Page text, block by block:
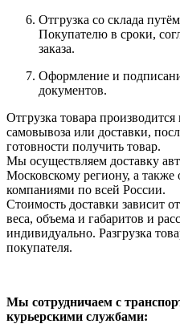
Отгрузка со склада
Покупателю в сроки,
заказа.
Оформление и
документов.
Отгрузка товара
самовывоза или доставки,
готовности получить товар.
Мы осуществляем доставку
Московскому региону, а
компаниями по всей России.
Стоимость доставки зависит
веса, объема и габаритов и
индивидуально. Разгрузка
покупателя.
Мы сотрудничаем с
курьерскими службами: